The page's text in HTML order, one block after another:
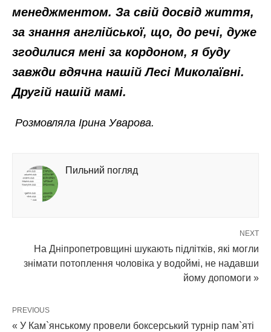
менеджментом. За свій досвід життя,
за знання англійської, що, до речі, дуже
згодилися мені за кордоном, я буду
завжди вдячна нашій Лесі Миколаївні.
Другій нашій мамі.
Розмовляла Ірина Уварова.
Пильний погляд
NEXT
На Дніпропетровщині шукають підлітків, які могли
знімати потоплення чоловіка у водоймі, не надавши
йому допомоги »
PREVIOUS
« У Кам`янському провели боксерський турнір пам`яті